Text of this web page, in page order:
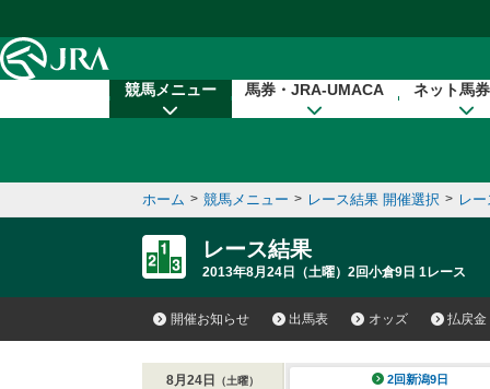
競馬メニュー 馬券・JRA-UMACA ネット馬
ホーム > 競馬メニュー > レース結果 開催選択 > レ
レース結果
2013年8月24日（土曜）2回小倉9日 1レース
開催お知らせ 出馬表 オッズ 払戻金
8月24日 （土曜） 2回新潟9日